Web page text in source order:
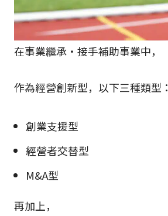
在事業繼承・接手補助事業中，
作為經營創新型，以下三種類型：
創業支援型
經營者交替型
M&A型
再加上，